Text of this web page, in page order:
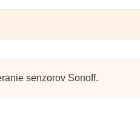
senzorov Sonoff.